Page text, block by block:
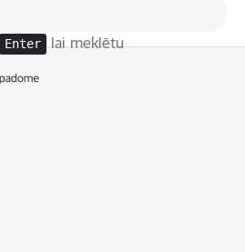
Enter lai meklētu